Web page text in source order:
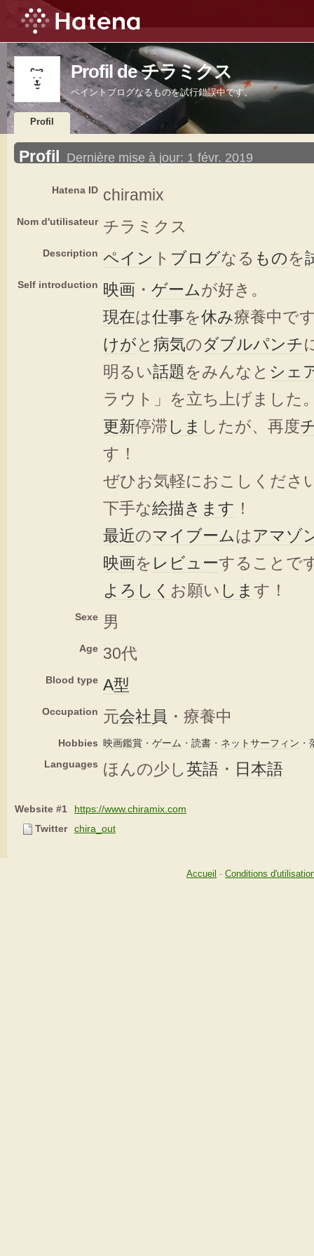
Profil de チラミクス
ペイントブログなるものを試行錯誤中です。
Profil
Profil Dernière mise à jour: 1 févr. 2019
Hatena ID chiramix
Nom d'utilisateur チラミクス
Description ペイン ト ブログなる ものを
Self introduction 映画 ・ ゲームが好き。
現在は仕事を休み療養中で
けがと 病気のダブルパンチ
明るい話題をみんなと シェ
ラウト」を立ち上げました
更新停滞 しま したが、再度
す！
ぜひお気軽におこしくださ
下手な絵描き ます ！
最近のマイブームはアマゾ
映画を レビューすることで
よろしく お願い しま す！
Sexe 男
Age 30代
Blood type A型
Occupation 元会社員 ・療養中
Hobbies 映画鑑賞 ・ ゲーム ・ 読書 ・ ネットサーフィン ・
Languages ほんの少し英語 ・ 日本語
Website #1
https://www.chiramix.com
Twitter
chira_out
Accueil - Conditions